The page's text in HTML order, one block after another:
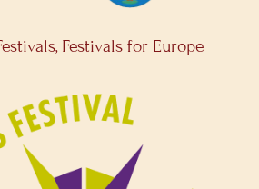
Festivals for Europe